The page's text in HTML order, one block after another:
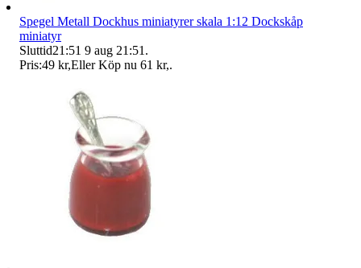
Spegel Metall Dockhus miniatyrer skala 1:12 Dockskåp
miniatyr
Sluttid21:51 9 aug 21:51 .
Pris:49 kr,Eller Köp nu 61 kr,.